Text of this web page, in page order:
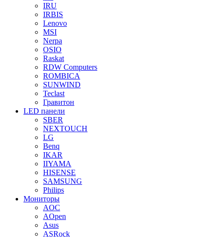
IRU
IRBIS
Lenovo
MSI
Nerpa
OSIO
Raskat
RDW Computers
ROMBICA
SUNWIND
Teclast
Гравитон
LED панели
SBER
NEXTOUCH
LG
Benq
IKAR
IIYAMA
HISENSE
SAMSUNG
Philips
Мониторы
AOC
AOpen
Asus
ASRock